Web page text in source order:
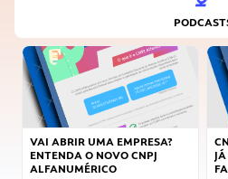
VAI ABRIR UMA EMPRESA?
ENTENDA O NOVO CNPJ
ALFANUMÉRICO